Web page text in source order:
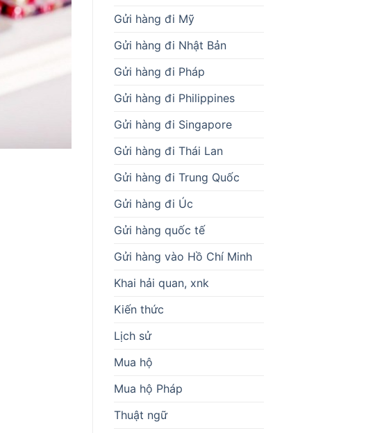
Gửi hàng đi Mỹ
Gửi hàng đi Nhật Bản
Gửi hàng đi Pháp
Gửi hàng đi Philippines
Gửi hàng đi Singapore
Gửi hàng đi Thái Lan
Gửi hàng đi Trung Quốc
Gửi hàng đi Úc
Gửi hàng quốc tế
Gửi hàng vào Hồ Chí Minh
Khai hải quan, xnk
Kiến thức
Lịch sử
Mua hộ
Mua hộ Pháp
Thuật ngữ